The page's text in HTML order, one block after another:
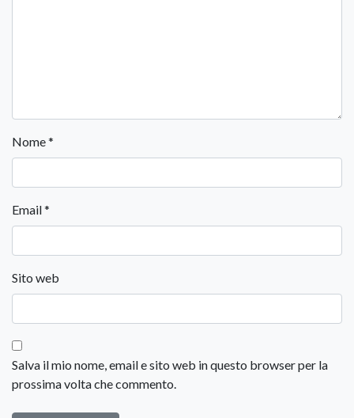
Nome*
Email*
Sito web
Salva il mio nome, email e sito web in questo browser per la
prossima volta che commento.